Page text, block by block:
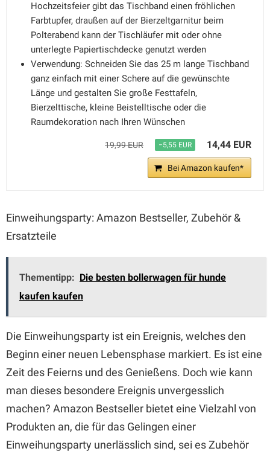
Hochzeitsfeier gibt das Tischband einen fröhlichen
Farbtupfer, draußen auf der Bierzeltgarnitur beim
Polterabend kann der Tischläufer mit oder ohne
unterlegte Papiertischdecke genutzt werden
Verwendung: Schneiden Sie das 25 m lange Tischband
ganz einfach mit einer Schere auf die gewünschte
Länge und gestalten Sie große Festtafeln,
Bierzelttische, kleine Beistelltische oder die
Raumdekoration nach Ihren Wünschen
19,99 EUR −5,55 EUR 14,44 EUR
Bei Amazon kaufen*
Einweihungsparty: Amazon Bestseller, Zubehör &
Ersatzteile
Thementipp: Die besten bollerwagen für hunde
kaufen kaufen
Die Einweihungsparty ist ein Ereignis, welches den
Beginn einer neuen Lebensphase markiert. Es ist eine
Zeit des Feierns und des Genießens. Doch wie kann
man dieses besondere Ereignis unvergesslich
machen? Amazon Bestseller bietet eine Vielzahl von
Produkten an, die für das Gelingen einer
Einweihungsparty unerlässlich sind, sei es Zubehör